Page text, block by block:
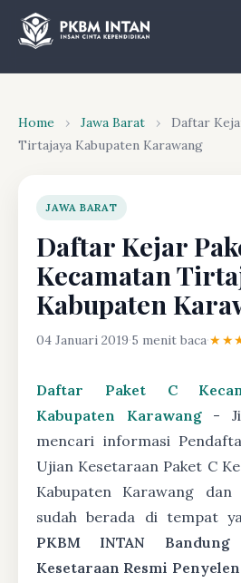
Home › Jawa Barat ›
Daftar
Tirtajaya Kabupaten Karawang
JAWA BARAT
Daftar Kejar
Kecamatan
Kabupaten
04 Januari 2019·5 menit baca·
Daftar Paket C
Kabupaten Karawang-
mencari informasi
Ujian Kesetaraan Paket C
Kabupaten Karawang dan
sudah berada di tempat
PKBM INTAN Bandung
Kesetaraan Resmi